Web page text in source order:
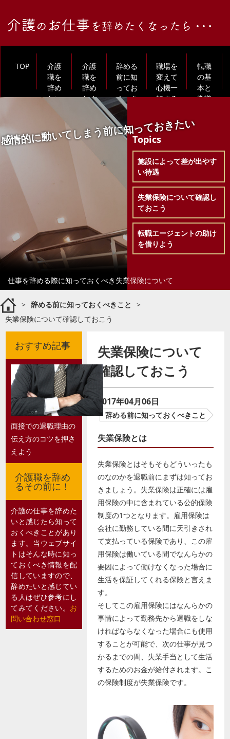
仕事を辞める際に知っておくべき失業保険について
TOP
介護
職を
辞め
たい
介護
職を
辞め
たく
なる
辞める
前に知
ってお
くべき
こと
職場を
変えて
心機一
転する
転職
の基
本と
常識
感情的に動いてしまう前に知っておきたい
Topics
施設によって差が出やす
い待遇
失業保険について確認し
ておこう
転職エージェントの助け
を借りよう
> 辞める前に知っておくべきこと
>
失業保険について確認しておこう
失業保険について
確認しておこう
2017年04月06日
辞める前に知っておくべきこと
失業保険とは
失業保険とはそもそもどういったも
のなのかを退職前にまずは知ってお
きましょう。失業保険は正確には雇
用保険の中に含まれている公的保険
制度の1つとなります。雇用保険は
会社に勤務している間に天引きされ
て支払っている保険であり、この雇
用保険は働いている間でなんらかの
要因によって働けなくなった場合に
生活を保証してくれる保険と言えま
す。
そしてこの雇用保険にはなんらかの
事情によって勤務先から退職をしな
ければならなくなった場合にも使用
することが可能で、次の仕事が見つ
かるまでの間、失業手当として生活
するためのお金が給付されます。こ
の保険制度が失業保険です。
おすすめ記事
面接での退職理由の
伝え方のコツを押さ
えよう
介護職を辞め
るその前に！
介護の仕事を辞めた
いと感じたら知って
おくべきことがあり
ます。当ウェブサイ
トはそんな時に知っ
ておくべき情報を配
信していますので、
辞めたいと感じてい
る人はぜひ参考にし
てみてください。 お
問い合わせ窓口